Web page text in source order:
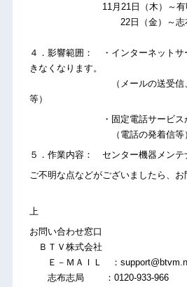
11月21日（木）～有明
22日（金）～志布志
４．影響範囲： ・インターネットサ
きなくなります。
（メールの送受信、ホー
等）
・固定電話サービスが利
（電話の発着信
５．作業内容： センター機器メンテ
ご不明な点などがございましたら、お
上
お問い合わせ窓口
ＢＴＶ株式会社
Ｅ－ＭＡＩＬ ：
志布志局 ：0120-933-966